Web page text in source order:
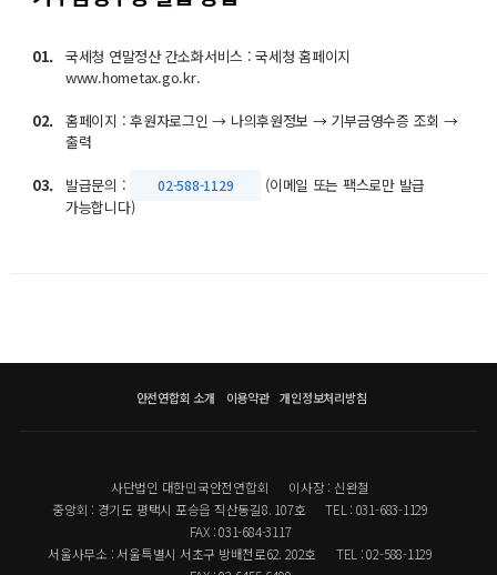
01. 국세청 연말정산 간소화서비스 : 국세청 홈페이지
www.hometax.go.kr.
02. 홈페이지 : 후원자로그인 → 나의후원정보 → 기부금영수증 조회 →
출력
03. 발급문의 : 02-588-1129
(이메일 또는 팩스로만 발급
가능합니다)
안전연합회 소개 이용약관 개인정보처리방침
사단법인 대한민국안전연합회
이사장 : 신완철
중앙회 : 경기도 평택시 포승읍 직산동길8. 107호
TEL : 031-683-1129
FAX : 031-684-3117
서울사무소 : 서울특별시 서초구 방배천로62. 202호
TEL : 02-588-1129